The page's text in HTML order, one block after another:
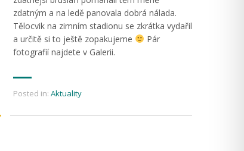
zdatným a na ledě panovala dobrá nálada.
Tělocvik na zimním stadionu se zkrátka vydařil
a určitě si to ještě zopakujeme
Pár
fotografií najdete v Galerii.
Posted in: Aktuality